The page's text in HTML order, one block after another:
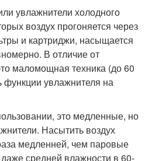
увлажнители холодного
воздух прогоняется через
и картриджи, насыщается
В отличие от
маломощная техника (до 60
функции увлажнителя на
это медленные, но
Насытить воздух
медленней, чем паровые
средней влажности в 60-